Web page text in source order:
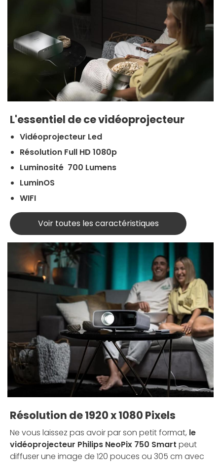
L'essentiel de ce vidéoprojecteur
Vidéoprojecteur Led
Résolution Full HD 1080p
Luminosité 700 Lumens
LuminOS
WIFI
Voir toutes les caractéristiques
Résolution de 1920 x 1080 Pixels
Ne vous laissez pas avoir par son petit format, le
vidéoprojecteur Philips NeoPix 750 Smart peut
diffuser une image de 120 pouces ou 305 cm avec